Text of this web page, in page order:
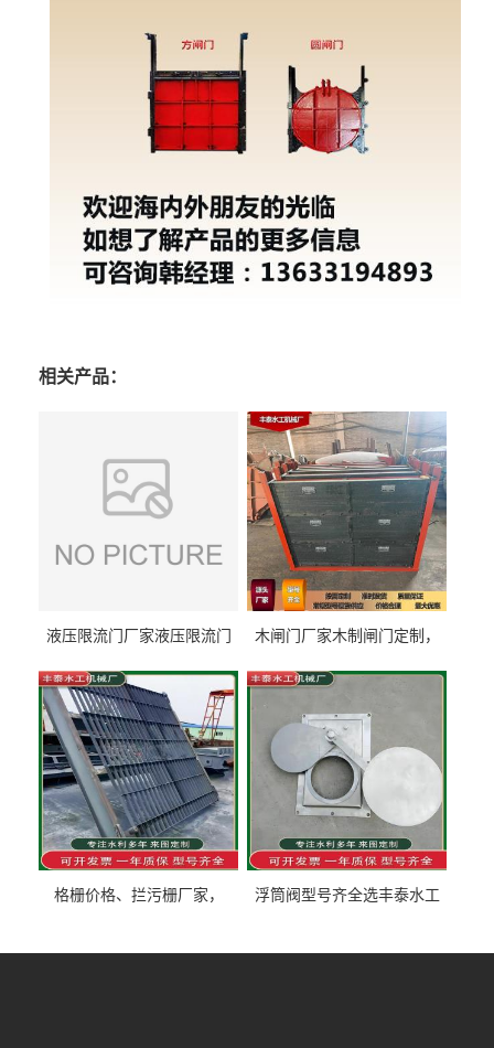
相关产品：
液压限流门厂家液压限流门
泰制造
木闸门厂家木制闸门定制，
型号齐全
格栅价格、拦污栅厂家，
浮筒阀型号齐全选丰泰水工
道水库电站污水处理钢制闸